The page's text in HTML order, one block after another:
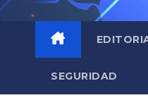
SEGURIDAD